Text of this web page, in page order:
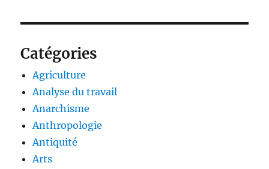
Catégories
Agriculture
Analyse du travail
Anarchisme
Anthropologie
Antiquité
Arts